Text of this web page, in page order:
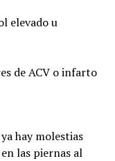
elevado u
de ACV o infarto
hay molestias
las piernas al